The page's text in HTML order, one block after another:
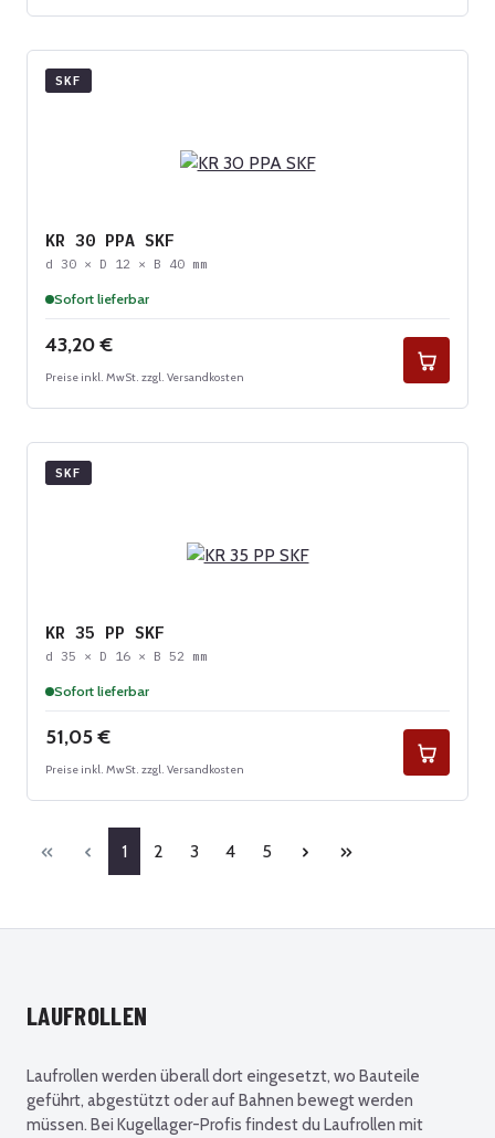
SKF
KR 30 PPA SKF
d 30 × D 12 × B 40 mm
Sofort lieferbar
Regulärer Preis:
43,20 €
Preise inkl. MwSt. zzgl. Versandkosten
SKF
KR 35 PP SKF
d 35 × D 16 × B 52 mm
Sofort lieferbar
Regulärer Preis:
51,05 €
Preise inkl. MwSt. zzgl. Versandkosten
Seite
1 Seite
2 Seite
3 Seite
4 Seite
5
LAUFROLLEN
Laufrollen werden überall dort eingesetzt, wo Bauteile
geführt, abgestützt oder auf Bahnen bewegt werden
müssen. Bei Kugellager-Profis findest du Laufrollen mit